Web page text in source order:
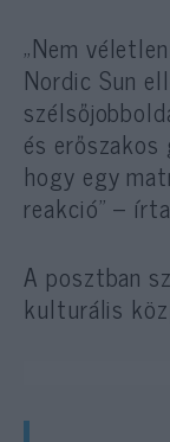
„Nem
Nordic Sun
és
hogy egy
reakció” –
A posztban
kulturális